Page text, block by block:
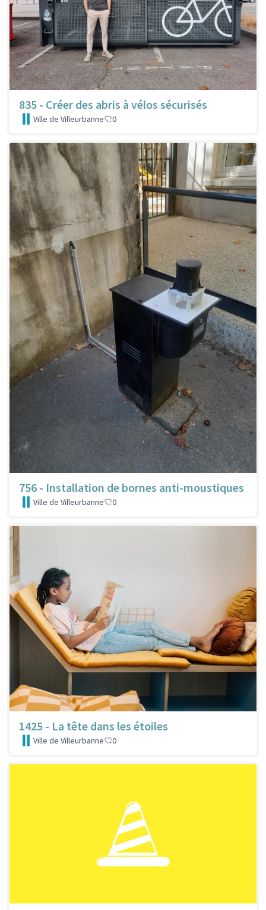
835 - Créer des abris à vélos sécurisés
Ville de Villeurbanne 0
756 - Installation de bornes anti-moustiques
Ville de Villeurbanne 0
1425 - La tête dans les étoiles
Ville de Villeurbanne 0